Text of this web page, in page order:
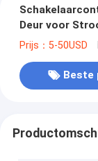
Deur voor
Prijs：5-50USD
Beste